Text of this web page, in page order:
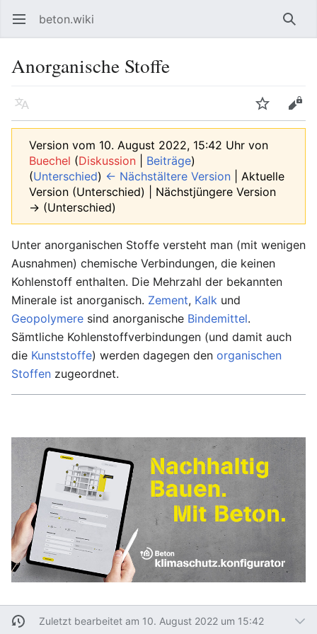
Hauptmenü öffnen beton.wiki
Anorganische Stoffe
Sprache Beobachten Bearbeiten
Version vom 10. August 2022, 15:42 Uhr von
Buechel (Diskussion Beiträge)
(Unterschied) ← Nächstältere Version | Aktuelle
Version (Unterschied) | Nächstjüngere Version
→ (Unterschied)
Unter anorganischen Stoffe versteht man (mit wenigen
Ausnahmen) chemische Verbindungen, die keinen
Kohlenstoff enthalten. Die Mehrzahl der bekannten
Minerale ist anorganisch. Zement, Kalk und
Geopolymere sind anorganische Bindemittel.
Sämtliche Kohlenstoffverbindungen (und damit auch
die Kunststoffe) werden dagegen den organischen
Stoffen zugeordnet.
Zuletzt bearbeitet am 10. August 2022 um 15:42